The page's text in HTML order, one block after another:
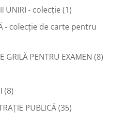
UNIRI - colecție(1)
- colecţie de carte pentru
GRILĂ PENTRU EXAMEN (8)
(8)
PUBLICĂ(35)